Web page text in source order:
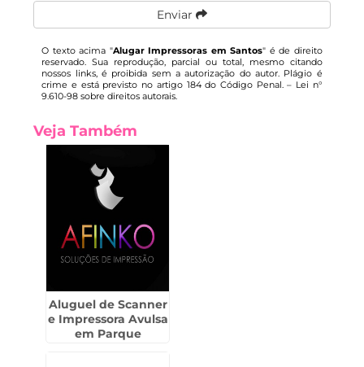
Enviar
O texto acima "Alugar Impressoras em Santos" é de direito
reservado. Sua reprodução, parcial ou total, mesmo citando
nossos links, é proibida sem a autorização do autor. Plágio é
crime e está previsto no artigo 184 do Código Penal. – Lei n°
9.610-98 sobre direitos autorais.
Veja Também
Aluguel de Scanner
e Impressora Avulsa
em Parque